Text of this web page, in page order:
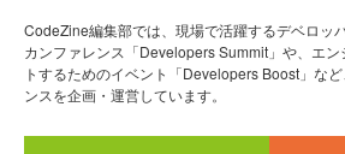
CodeZine編集部では、現場で活躍するデベロッ
カンファレンス「Developers Summit」や、エ
トするためのイベント「Developers Boost」な
ンスを企画・運営しています。